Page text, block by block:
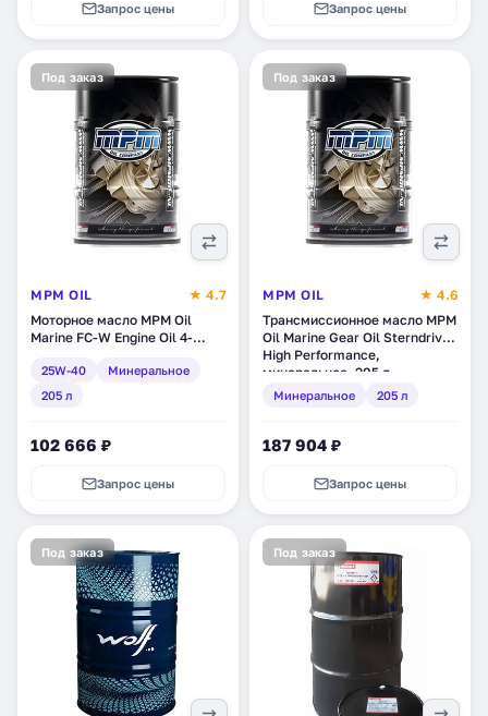
Запрос цены Запрос цены
Под заказ
MPM OIL
★ 4.7
Моторное масло MPM Oil
Marine FC-W Engine Oil 4-
минеральное, 205 л
(BL022205)
25W-40
Минеральное
205 л
102 666 ₽
Запрос цены
Под заказ
MPM OIL
★ 4.6
Трансмиссионное масло MPM
Oil Marine Gear Oil Sterndrive
High Performance,
минеральное, 205 л
(BL052205)
Минеральное 205 л
187 904 ₽
Запрос цены
Под заказ Под заказ